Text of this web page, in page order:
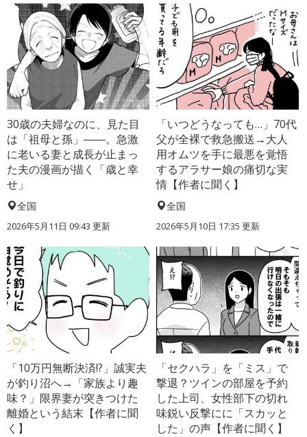
30歳の夫婦なのに、見た目
は「祖母と孫」――。急激
に老いる妻と成長が止まっ
た夫の漫画が描く「歳と幸
せ」
全国
2026年5月11日 09:43 更新
「いつどうなっても…」70代
父が全裸で救急搬送→大人
用オムツを手に最悪を覚悟
するアラサー娘の痛切な実
情【作者に聞く】
全国
2026年5月10日 17:35 更新
「10万円無断決済!?」誠実夫
が釣り沼へ→「家族より趣
味？」限界妻が突きつけた
離婚という結末【作者に聞
く】
「セクハラ」を「ミス」で
撃退？ツインの部屋を予約
した上司、女性部下の切れ
味鋭い反撃にに「スカッと
した」の声【作者に聞く】